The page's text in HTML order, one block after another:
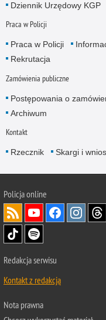
Dziennik Urzędowy KGP
Praca w Policji
Praca w Policji
Rekrutacja
Zamówienia publiczne
Postępowania o
Archiwum
Kontakt
Rzecznik Skargi i
Policjaonline
Redakcja serwisu
Kontakt z redakcją
Nota prawna